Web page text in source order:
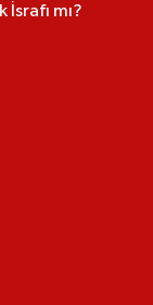
İsrafı mı?